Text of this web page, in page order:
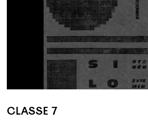
CLASSE 7